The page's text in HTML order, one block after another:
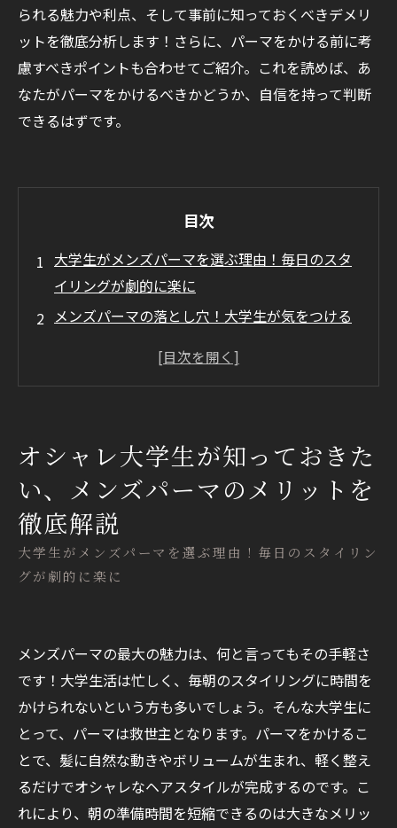
られる魅力や利点、そして事前に知っておくべきデメリ
ットを徹底分析します！さらに、パーマをかける前に考
慮すべきポイントも合わせてご紹介。これを読めば、あ
なたがパーマをかけるべきかどうか、自信を持って判断
できるはずです。
目次
大学生がメンズパーマを選ぶ理由！毎日のスタ
イリングが劇的に楽に
メンズパーマの落とし穴！大学生が気をつける
メンズパーマを失敗しないために！大学生が知
大学生がメンズパーマを選ぶ理由！毎日のスタイリン
グが劇的に楽に
オシャレ大学生が知っておきた
い、メンズパーマのメリットを
徹底解説
メンズパーマの最大の魅力は、何と言ってもその手軽さ
です！大学生活は忙しく、毎朝のスタイリングに時間を
かけられないという方も多いでしょう。そんな大学生に
とって、パーマは救世主となります。パーマをかけるこ
とで、髪に自然な動きやボリュームが生まれ、軽く整え
るだけでオシャレなヘアスタイルが完成するのです。こ
れにより、朝の準備時間を短縮できるのは大きなメリッ